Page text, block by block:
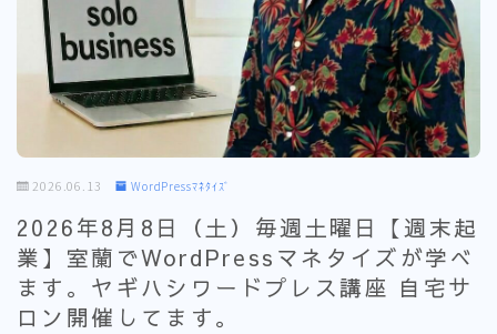
2026.06.13 WordPressﾏﾈﾀｲｽﾞ
2026年8月8日（土）毎週土曜日【週末起
業】室蘭でWordPressマネタイズが学べ
ます。ヤギハシワードプレス講座 自宅サ
ロン開催してます。